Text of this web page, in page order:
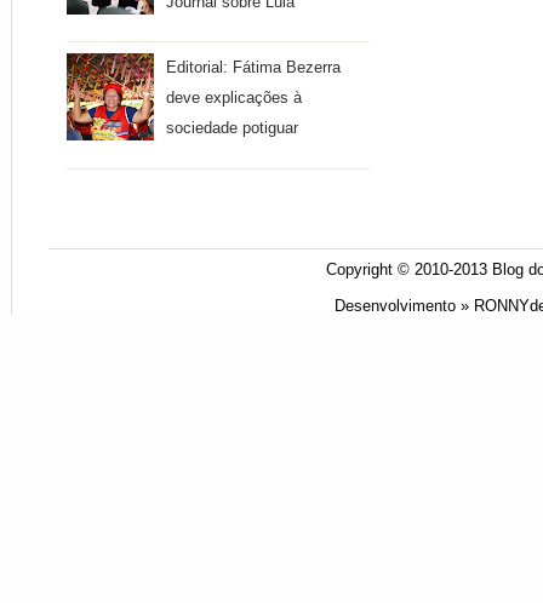
Editorial: Fátima Bezerra
deve explicações à
sociedade potiguar
Copyright © 2010-2013 Blog
Desenvolvimento »